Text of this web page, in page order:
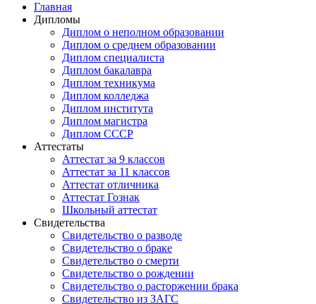
Главная
Дипломы
Диплом о неполном образовании
Диплом о среднем образовании
Диплом специалиста
Диплом бакалавра
Диплом техникума
Диплом колледжа
Диплом института
Диплом магистра
Диплом СССР
Аттестаты
Аттестат за 9 классов
Аттестат за 11 классов
Аттестат отличника
Аттестат Гознак
Школьный аттестат
Свидетельства
Свидетельство о разводе
Свидетельство о браке
Свидетельство о смерти
Свидетельство о рождении
Свидетельство о расторжении брака
Свидетельство из ЗАГС